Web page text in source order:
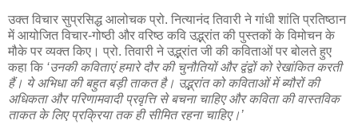
उक्त विचार सुप्रसिद्ध आलोचक प्रो. नित्यानंद तिवारी ने गांधी शांति प्रतिष्ठान
में आयोजित विचार-गोष्ठी और वरिष्ठ कवि उद्भ्रांत की पुस्तकों के विमोचन के
मौके पर व्यक्त किए। प्रो. तिवारी ने उद्भ्रांत जी की कविताओं पर बोलते हुए
कहा कि ‘उनकी कविताएं हमारे दौर की चुनौतियों और द्वंद्वों को रेखांकित करती
हैं। ये अभिधा की बहुत बड़ी ताकत है। उद्भ्रांत को कविताओं में ब्यौरों की
अधिकता और परिणामवादी प्रवृत्ति से बचना चाहिए और कविता की वास्तविक
ताकत के लिए प्रक्रिया तक ही सीमित रहना चाहिए।’